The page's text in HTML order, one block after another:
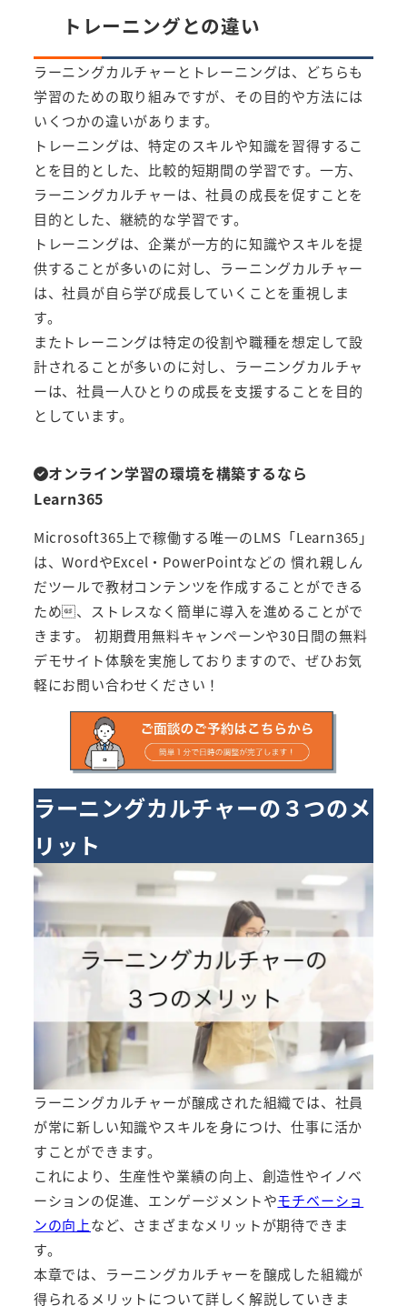
トレーニングとの違い
ラーニングカルチャーとトレーニングは、どちらも
学習のための取り組みですが、その目的や方法には
いくつかの違いがあります。
トレーニングは、特定のスキルや知識を習得するこ
とを目的とした、比較的短期間の学習です。一方、
ラーニングカルチャーは、社員の成長を促すことを
目的とした、継続的な学習です。
トレーニングは、企業が一方的に知識やスキルを提
供することが多いのに対し、ラーニングカルチャー
は、社員が自ら学び成長していくことを重視しま
す。
またトレーニングは特定の役割や職種を想定して設
計されることが多いのに対し、ラーニングカルチャ
ーは、社員一人ひとりの成長を支援することを目的
としています。
オンライン学習の環境を構築するなら
Learn365
Microsoft365上で稼働する唯一のLMS「Learn365」
は、WordやExcel・PowerPointなどの 慣れ親しん
だツールで教材コンテンツを作成することができる
ため、ストレスなく簡単に導入を進めることがで
きます。 初期費用無料キャンペーンや30日間の無料
デモサイト体験を実施しておりますので、ぜひお気
軽にお問い合わせください！
ラーニングカルチャーの３つのメ
リット
ラーニングカルチャーが醸成された組織では、社員
が常に新しい知識やスキルを身につけ、仕事に活か
すことができます。
これにより、生産性や業績の向上、創造性やイノベ
ーションの促進、エンゲージメントやモチベーショ
ンの向上など、さまざまなメリットが期待できま
す。
本章では、ラーニングカルチャーを醸成した組織が
得られるメリットについて詳しく解説していきま